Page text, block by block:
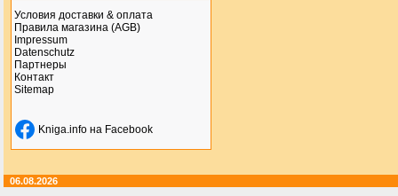
Условия доставки & оплата
Правила магазина (AGB)
Impressum
Datenschutz
Партнеры
Контакт
Sitemap
Kniga.info на Facebook
06.08.2026